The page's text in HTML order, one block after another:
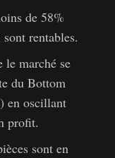
de 58%
rentables.
marché se
du Bottom
en oscillant
profit.
sont en